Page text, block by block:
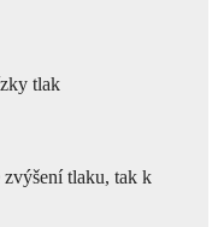
tlak
tlaku, tak k